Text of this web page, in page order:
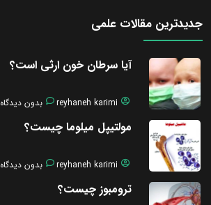
جدیدترین مقالات علمی
آیا سرطان خون ارثی است؟
reyhaneh karimi بدون دیدگاه
مولتیپل میلوما چیست؟
reyhaneh karimi بدون دیدگاه
ترومبوز چیست؟